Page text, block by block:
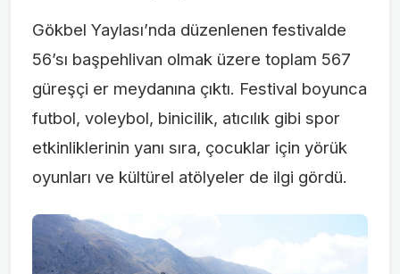
Gökbel Yaylası’nda düzenlenen festivalde
56’sı başpehlivan olmak üzere toplam 567
güreşçi er meydanına çıktı. Festival boyunca
futbol, voleybol, binicilik, atıcılık gibi spor
etkinliklerinin yanı sıra, çocuklar için yörük
oyunları ve kültürel atölyeler de ilgi gördü.